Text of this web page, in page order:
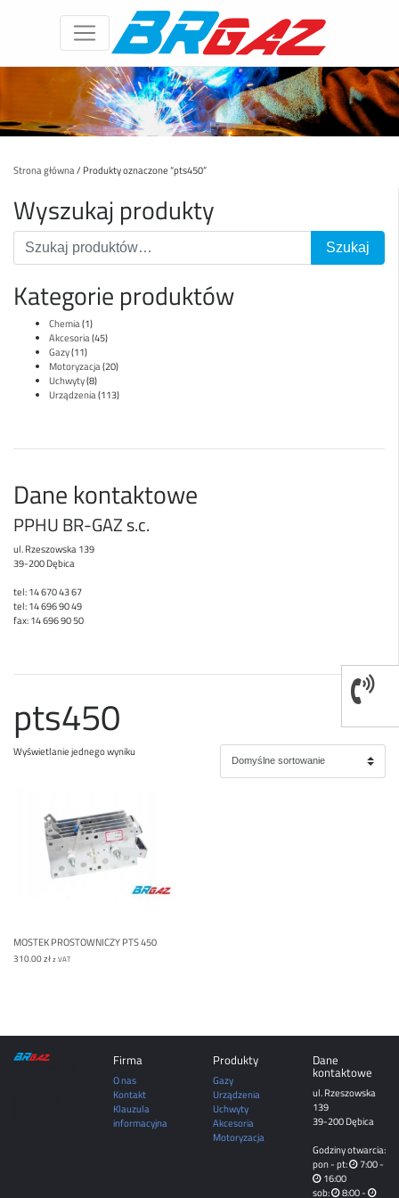
Strona główna/ Produkty oznaczone “pts450”
Wyszukaj produkty
Kategorie produktów
Chemia(1)
Akcesoria(45)
Gazy(11)
Motoryzacja(20)
Uchwyty(8)
Urządzenia(113)
Dane kontaktowe
PPHU BR-GAZ s.c.
ul. Rzeszowska 139
39-200 Dębica
tel: 14 670 43 67
tel: 14 696 90 49
fax: 14 696 90 50
pts450
Wyświetlanie jednego wyniku
MOSTEK PROSTOWNICZY PTS 450
310.00złz VAT
Firma
O nas
Kontakt
Klauzula
informacyjna
Produkty
Gazy
Urządzenia
Uchwyty
Akcesoria
Motoryzacja
Dane
kontaktowe
ul. Rzeszowska
139
39-200 Dębica
Godziny otwarcia:
pon - pt:
7:00 -
16:00
sob:
8:00 -